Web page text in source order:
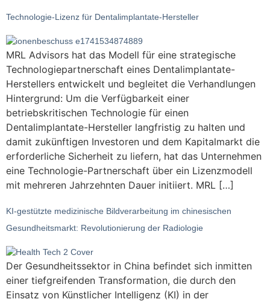
Technologie-Lizenz für Dentalimplantate-Hersteller
MRL Advisors hat das Modell für eine strategische
Technologiepartnerschaft eines Dentalimplantate-
Herstellers entwickelt und begleitet die Verhandlungen
Hintergrund: Um die Verfügbarkeit einer
betriebskritischen Technologie für einen
Dentalimplantate-Hersteller langfristig zu halten und
damit zukünftigen Investoren und dem Kapitalmarkt die
erforderliche Sicherheit zu liefern, hat das Unternehmen
eine Technologie-Partnerschaft über ein Lizenzmodell
mit mehreren Jahrzehnten Dauer initiiert. MRL […]
KI-gestützte medizinische Bildverarbeitung im chinesischen
Gesundheitsmarkt: Revolutionierung der Radiologie
Der Gesundheitssektor in China befindet sich inmitten
einer tiefgreifenden Transformation, die durch den
Einsatz von Künstlicher Intelligenz (KI) in der